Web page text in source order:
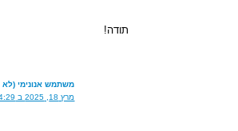
תודה!
משתמש אנונימי (לא
מרץ 18, 2025 ב 14:29